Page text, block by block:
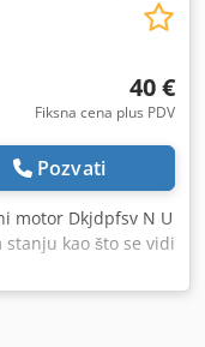
40 €
Fiksna cena plus PDV
Pozvati
motor Dkjdpfsv N U
kao što se vidi
-Proizvođač: B
0.37 kV -